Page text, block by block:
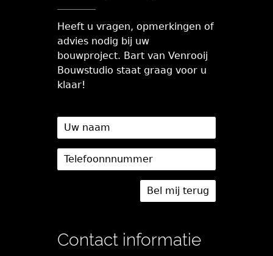
Heeft u vragen, opmerkingen of
advies nodig bij uw
bouwproject. Bart van Venrooij
Bouwstudio staat graag voor u
klaar!
Contact informatie